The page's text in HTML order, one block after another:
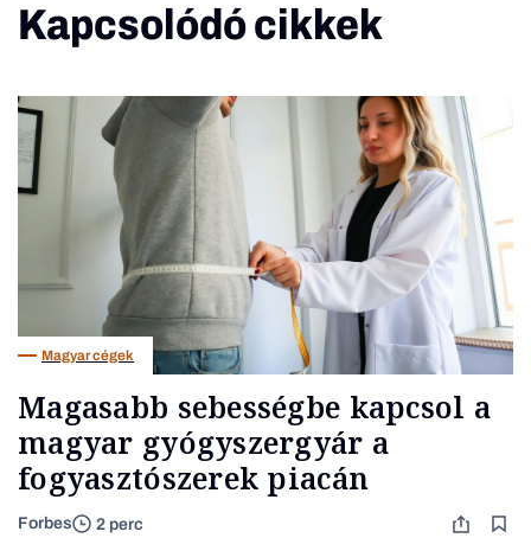
Kapcsolódó cikkek
Magyar cégek
Magasabb sebességbe kapcsol a
magyar gyógyszergyár a
fogyasztószerek piacán
Forbes 2 perc